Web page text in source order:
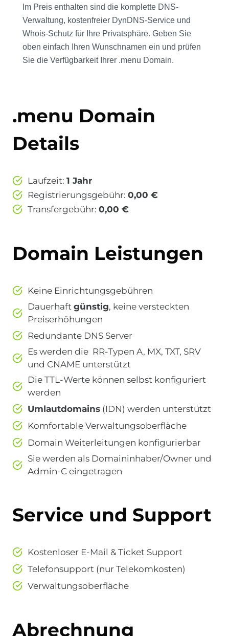
Im Preis enthalten sind die komplette DNS-
Verwaltung, kostenfreier DynDNS-Service und
Whois-Schutz für Ihre Privatsphäre. Geben Sie
oben einfach Ihren Wunschnamen ein und prüfen
Sie die Verfügbarkeit Ihrer .menu Domain.
.menu Domain
Details
Laufzeit: 1 Jahr
Registrierungsgebühr: 0,00 €
Transfergebühr: 0,00 €
Domain Leistungen
Keine Einrichtungsgebühren
Dauerhaft günstig, keine versteckten
Preiserhöhungen
Redundante DNS Server
Es werden die RR-Typen A, MX, TXT, SRV
und CNAME unterstützt
Die TTL-Werte können selbst konfiguriert
werden
Umlautdomains (IDN) werden unterstützt
Komfortable Verwaltungsoberfläche
Domain Weiterleitungen konfigurierbar
Sie werden als Domaininhaber/Owner und
Admin-C eingetragen
Service und Support
Kostenloser E-Mail & Ticket Support
Telefonsupport (nur Telekomkosten)
Verwaltungsoberfläche
Abrechnung